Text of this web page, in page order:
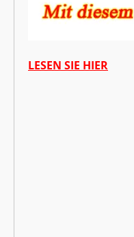
LESEN SIE HIER